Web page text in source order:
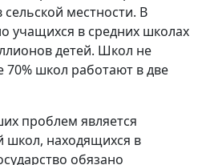
местности. В
учащихся в средних школах
детей. Школ не
70% школ работают в две
проблем является
находящихся в
обязано